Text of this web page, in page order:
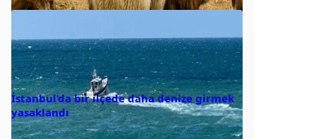
İstanbul’da bir ilçede daha denize girmek
yasaklandı